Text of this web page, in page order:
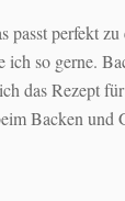
passt perfekt
ich so gerne.
das Rezept
Backen und